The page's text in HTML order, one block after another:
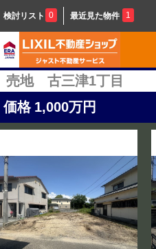
検討リスト 0 最近見た物件 1
売地 古三津1丁目
価格 1,000万円